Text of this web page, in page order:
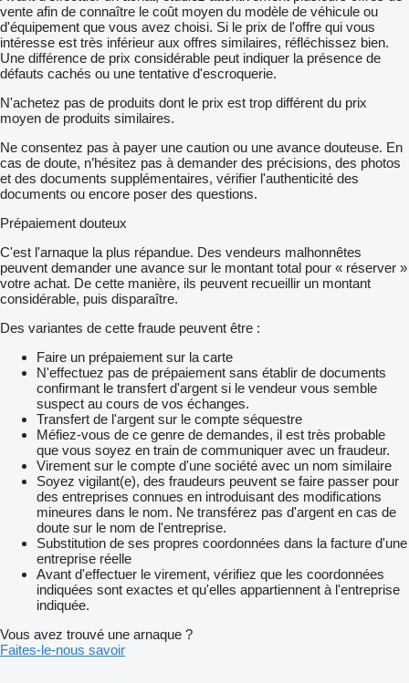
vente afin de connaître le coût moyen du modèle de véhicule ou
d'équipement que vous avez choisi. Si le prix de l'offre qui vous
intéresse est très inférieur aux offres similaires, réfléchissez bien.
Une différence de prix considérable peut indiquer la présence de
défauts cachés ou une tentative d'escroquerie.
N'achetez pas de produits dont le prix est trop différent du prix
moyen de produits similaires.
Ne consentez pas à payer une caution ou une avance douteuse. En
cas de doute, n’hésitez pas à demander des précisions, des photos
et des documents supplémentaires, vérifier l'authenticité des
documents ou encore poser des questions.
Prépaiement douteux
C'est l'arnaque la plus répandue. Des vendeurs malhonnêtes
peuvent demander une avance sur le montant total pour « réserver »
votre achat. De cette manière, ils peuvent recueillir un montant
considérable, puis disparaître.
Des variantes de cette fraude peuvent être :
Faire un prépaiement sur la carte
N'effectuez pas de prépaiement sans établir de documents
confirmant le transfert d'argent si le vendeur vous semble
suspect au cours de vos échanges.
Transfert de l'argent sur le compte séquestre
Méfiez-vous de ce genre de demandes, il est très probable
que vous soyez en train de communiquer avec un fraudeur.
Virement sur le compte d'une société avec un nom similaire
Soyez vigilant(e), des fraudeurs peuvent se faire passer pour
des entreprises connues en introduisant des modifications
mineures dans le nom. Ne transférez pas d'argent en cas de
doute sur le nom de l'entreprise.
Substitution de ses propres coordonnées dans la facture d'une
entreprise réelle
Avant d'effectuer le virement, vérifiez que les coordonnées
indiquées sont exactes et qu'elles appartiennent à l'entreprise
indiquée.
Vous avez trouvé une arnaque ?
Faites-le-nous savoir